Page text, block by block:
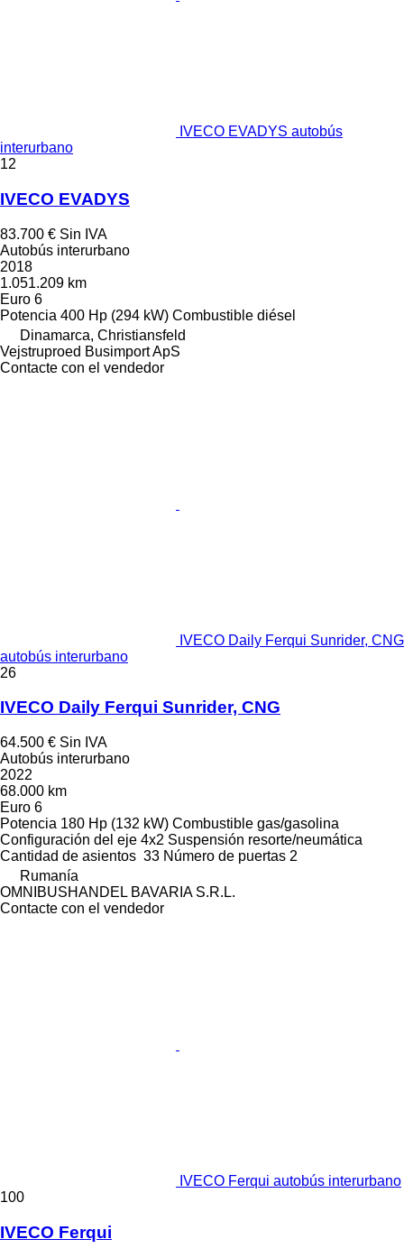
IVECO EVADYS autobús
interurbano
12
IVECO EVADYS
83.700 € Sin IVA
Autobús interurbano
2018
1.051.209 km
Euro 6
Potencia 400 Hp (294 kW) Combustible diésel
Dinamarca, Christiansfeld
Vejstruproed Busimport ApS
Contacte con el vendedor
IVECO Daily Ferqui Sunrider, CNG
autobús interurbano
26
IVECO Daily Ferqui Sunrider, CNG
64.500 € Sin IVA
Autobús interurbano
2022
68.000 km
Euro 6
Potencia 180 Hp (132 kW) Combustible gas/gasolina
Configuración del eje 4x2 Suspensión resorte/neumática
Cantidad de asientos 33 Número de puertas 2
Rumanía
OMNIBUSHANDEL BAVARIA S.R.L.
Contacte con el vendedor
IVECO Ferqui autobús interurbano
100
IVECO Ferqui